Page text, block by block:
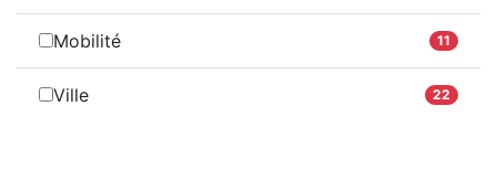
Mobilité 11
Ville 22